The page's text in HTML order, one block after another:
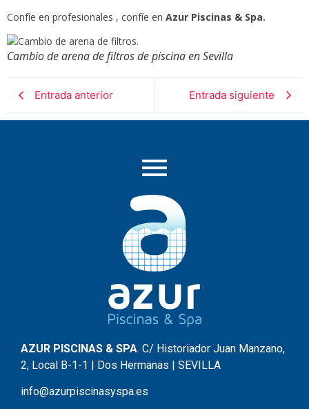
Confíe en profesionales , confíe en Azur Piscinas & Spa.
Cambio de arena de filtros de piscina en Sevilla
Entrada anterior Entrada siguiente
AZUR PISCINAS & SPA. C/ Historiador Juan Manzano,
2, Local B-1-1 | Dos Hermanas | SEVILLA
info@azurpiscinasyspa.es